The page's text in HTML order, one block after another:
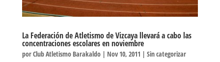
La Federación de Atletismo de Vizcaya llevará a cabo las
concentraciones escolares en noviembre
porClub Atletismo Barakaldo| Nov 10, 2011 | Sin categorizar